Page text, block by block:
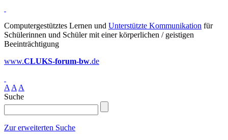
Computergestütztes Lernen und Unterstützte Kommunikation für
Schülerinnen und Schüler mit einer körperlichen / geistigen
Beeinträchtigung
www.CLUKS-forum-bw.de
A A A
Suche
Zur erweiterten Suche